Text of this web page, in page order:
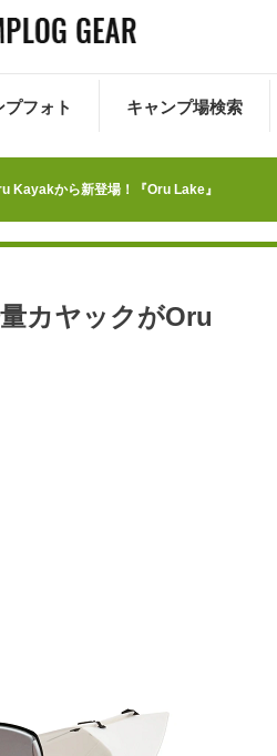
プフォト キャンプ場検索
Kayakから新登場！『Oru Lake』
カヤックがOru